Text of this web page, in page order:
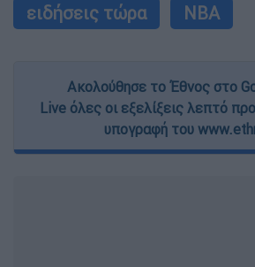
ειδήσεις τώρα
NBA
Ακολούθησε το Έθνος στο
Live όλες οι εξελίξεις λεπτό
υπογραφή του